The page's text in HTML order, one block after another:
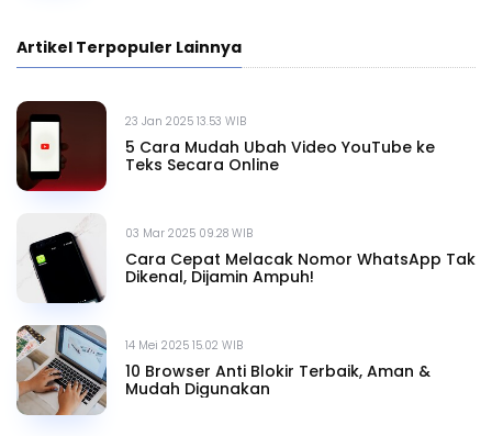
Artikel Terpopuler Lainnya
23 Jan 2025 13.53 WIB
5 Cara Mudah Ubah Video YouTube ke
Teks Secara Online
03 Mar 2025 09.28 WIB
Cara Cepat Melacak Nomor WhatsApp Tak
Dikenal, Dijamin Ampuh!
14 Mei 2025 15.02 WIB
10 Browser Anti Blokir Terbaik, Aman &
Mudah Digunakan